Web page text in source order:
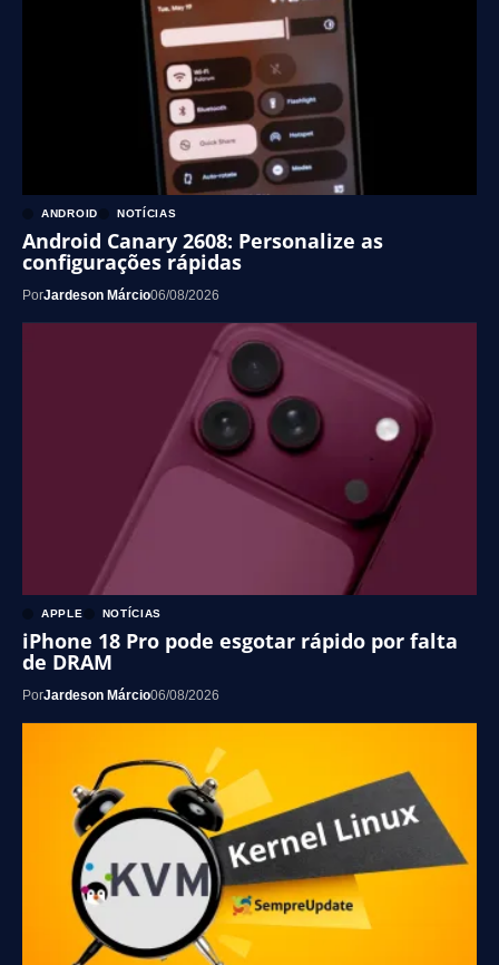
ANDROID NOTÍCIAS
Android Canary 2608: Personalize as
configurações rápidas
PorJardeson Márcio06/08/2026
APPLE NOTÍCIAS
iPhone 18 Pro pode esgotar rápido por falta
de DRAM
PorJardeson Márcio06/08/2026